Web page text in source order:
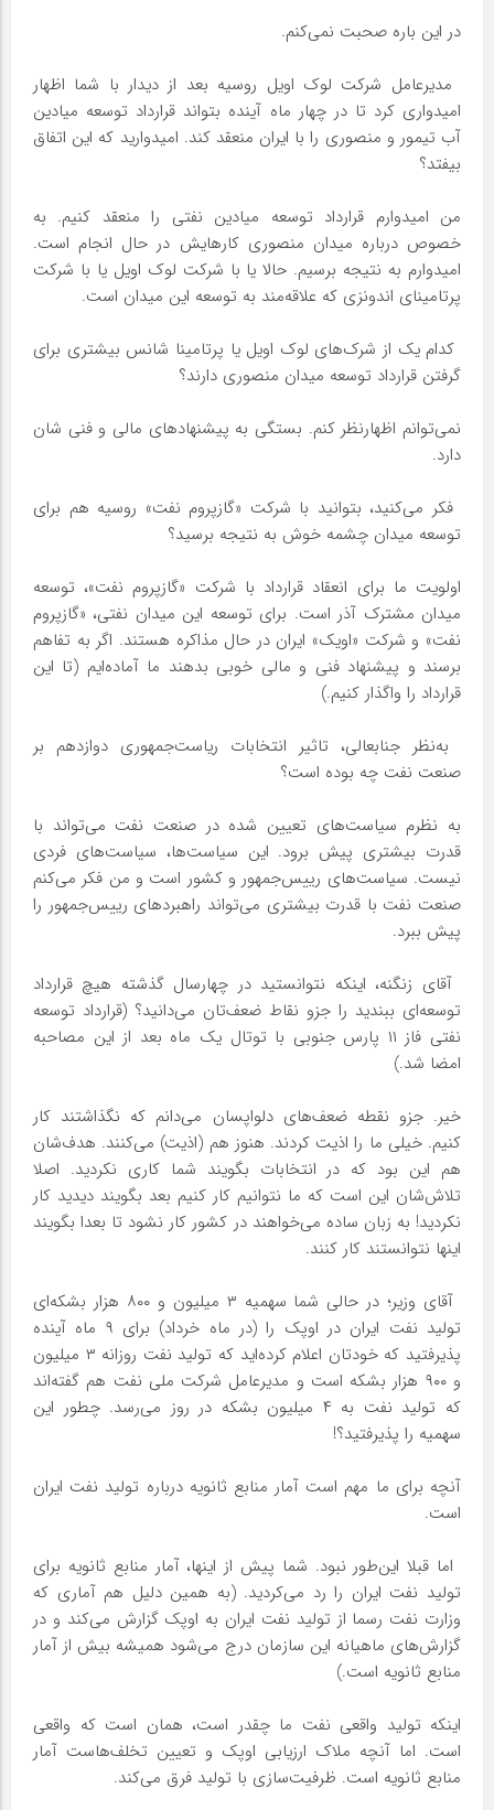
در این باره صحبت نمی‌کنم.
‌ مدیرعامل شرکت لوک اویل روسیه بعد از دیدار با شما اظهار
امیدواری کرد تا در چهار ماه آینده بتواند قرارداد توسعه میادین
آب تیمور و منصوری را با ایران منعقد کند. امیدوارید که این اتفاق
بیفتد؟
من امیدوارم قرارداد توسعه میادین نفتی را منعقد کنیم. به
خصوص درباره میدان منصوری کارهایش در حال انجام است.
امیدوارم به نتیجه برسیم. حالا یا با شرکت لوک اویل یا با شرکت
پرتامینای اندونزی که علاقه‌مند به توسعه این میدان است.
‌ کدام یک از شرک‌های لوک اویل یا پرتامینا شانس بیشتری برای
گرفتن قرارداد توسعه میدان منصوری دارند؟
نمی‌توانم اظهارنظر کنم. بستگی به پیشنهادهای مالی و فنی شان
دارد.
‌ فکر می‌کنید، بتوانید با شرکت «گازپروم نفت» روسیه هم برای
توسعه میدان چشمه خوش به نتیجه برسید؟
اولویت ما برای انعقاد قرارداد با شرکت «گازپروم نفت»، توسعه
میدان مشترک آذر است. برای توسعه این میدان نفتی، «گازپروم
نفت» و شرکت «اویک» ایران در حال مذاکره هستند. اگر به تفاهم
برسند و پیشنهاد فنی و مالی خوبی بدهند ما آماده‌ایم (تا این
قرارداد را واگذار کنیم.)
‌ به‌نظر جنابعالی، تاثیر انتخابات ریاست‌جمهوری دوازدهم بر
صنعت نفت چه بوده است؟
به نظرم سیاست‌های تعیین شده در صنعت نفت می‌تواند با
قدرت بیشتری پیش برود. این سیاست‌ها، سیاست‌های فردی
نیست. سیاست‌های رییس‌جمهور و کشور است و من فکر می‌کنم
صنعت نفت با قدرت بیشتری می‌تواند راهبردهای رییس‌جمهور را
پیش ببرد.
‌ آقای زنگنه، اینکه نتوانستید در چهارسال گذشته هیچ قرارداد
توسعه‌ای ببندید را جزو نقاط ضعف‌تان می‌دانید؟ (قرارداد توسعه
نفتی فاز ۱۱ پارس جنوبی با توتال یک ماه بعد از این مصاحبه
امضا شد.)
خیر. جزو نقطه ضعف‌های دلواپسان می‌دانم که نگذاشتند کار
کنیم. خیلی ما را اذیت کردند. هنوز هم (اذیت) می‌کنند. هدف‌شان
هم این بود که در انتخابات بگویند شما کاری نکردید. اصلا
تلاش‌شان این است که ما نتوانیم کار کنیم بعد بگویند دیدید کار
نکردید! به زبان ساده می‌خواهند در کشور کار نشود تا بعدا بگویند
اینها نتوانستند کار کنند.
‌ آقای وزیر؛ در حالی شما سهمیه ۳ میلیون و ۸۰۰ هزار بشکه‌ای
تولید نفت ایران در اوپک را (در ماه خرداد) برای ۹ ماه آینده
پذیرفتید که خودتان اعلام کرده‌اید که تولید نفت روزانه ۳ میلیون
و ۹۰۰ هزار بشکه است و مدیرعامل شرکت ملی نفت هم گفته‌اند
که تولید نفت به ۴ میلیون بشکه در روز می‌رسد. چطور این
سهمیه را پذیرفتید؟!
آنچه برای ما مهم است آمار منابع ثانویه درباره تولید نفت ایران
است.
‌ اما قبلا این‌طور نبود. شما پیش از اینها، آمار منابع ثانویه برای
تولید نفت ایران را رد می‌کردید. (به همین دلیل هم آماری که
وزارت نفت رسما از تولید نفت ایران به اوپک گزارش می‌کند و در
گزارش‌های ماهیانه این سازمان درج می‌شود همیشه بیش از آمار
منابع ثانویه است.)
اینکه تولید واقعی نفت ما چقدر است، همان است که واقعی
است. اما آنچه ملاک ارزیابی اوپک و تعیین تخلف‌هاست آمار
منابع ثانویه است. ظرفیت‌سازی با تولید فرق می‌کند.